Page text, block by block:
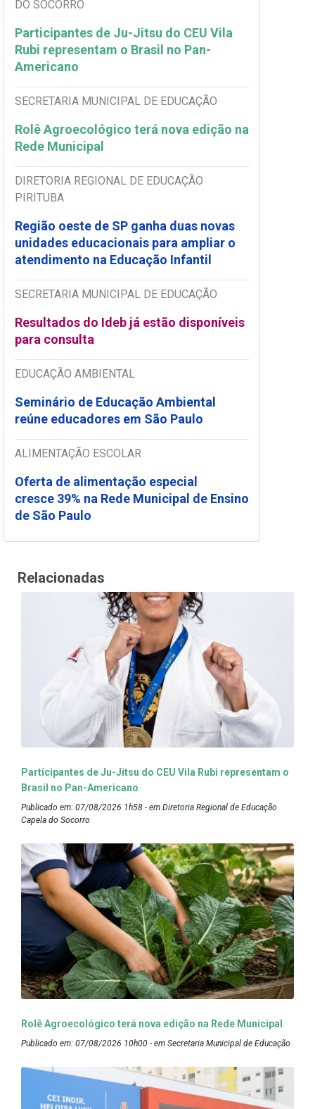
DO SOCORRO
Participantes de Ju-Jitsu do CEU Vila
Rubi representam o Brasil no Pan-
Americano
SECRETARIA MUNICIPAL DE EDUCAÇÃO
Rolê Agroecológico terá nova edição na
Rede Municipal
DIRETORIA REGIONAL DE EDUCAÇÃO
PIRITUBA
Região oeste de SP ganha duas novas
unidades educacionais para ampliar o
atendimento na Educação Infantil
SECRETARIA MUNICIPAL DE EDUCAÇÃO
Resultados do Ideb já estão disponíveis
para consulta
EDUCAÇÃO AMBIENTAL
Seminário de Educação Ambiental
reúne educadores em São Paulo
ALIMENTAÇÃO ESCOLAR
Oferta de alimentação especial
cresce 39% na Rede Municipal de Ensino
de São Paulo
Relacionadas
Participantes de Ju-Jitsu do CEU Vila Rubi representam o
Brasil no Pan-Americano
Publicado em: 07/08/2026 1h58 - em Diretoria Regional de Educação
Capela do Socorro
Rolê Agroecológico terá nova edição na Rede Municipal
Publicado em: 07/08/2026 10h00 - em Secretaria Municipal de Educação